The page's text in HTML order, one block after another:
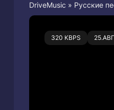
DriveMusic » Русские
320 KBPS
0